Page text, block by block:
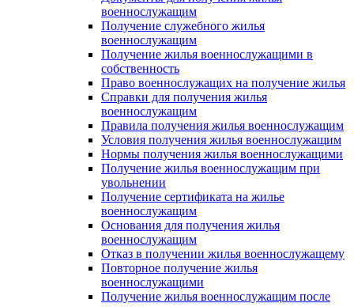
военнослужащим
Получение служебного жилья
военнослужащим
Получение жилья военнослужащими в
собственность
Право военнослужащих на получение жилья
Справки для получения жилья
военнослужащим
Правила получения жилья военнослужащим
Условия получения жилья военнослужащим
Нормы получения жилья военнослужащими
Получение жилья военнослужащим при
увольнении
Получение сертификата на жилье
военнослужащим
Основания для получения жилья
военнослужащим
Отказ в получении жилья военнослужащему
Повторное получение жилья
военнослужащими
Получение жилья военнослужащим после